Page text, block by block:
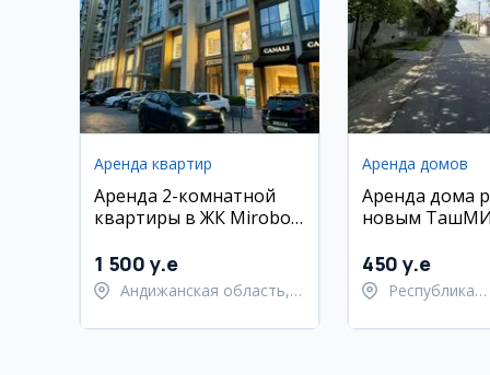
Аренда квартир
Аренда 2-комнатной
квартиры в ЖК Mirobod
1 500 y.e
Андижанская область,
Аренда домов
Аренда дома
новым ТашМИ
450 y.e
Республика
Берунийский